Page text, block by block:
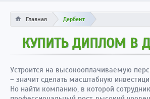
Главная Дербент
КУПИТЬ ДИПЛОМ В
Устроится на высокооплачиваемую
– значит сделать масштабную
Но найти компанию, в которой